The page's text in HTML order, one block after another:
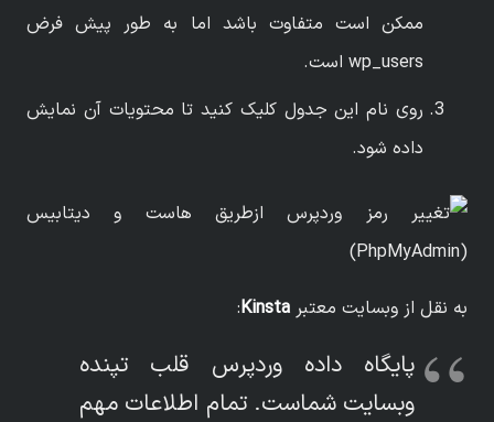
ممکن است متفاوت باشد اما به طور پیش فرض
wp_users است.
روی نام این جدول کلیک کنید تا محتویات آن نمایش
داده شود.
به نقل از وبسایت معتبر Kinsta
:
پایگاه داده وردپرس قلب تپنده
وبسایت شماست. تمام اطلاعات مهم